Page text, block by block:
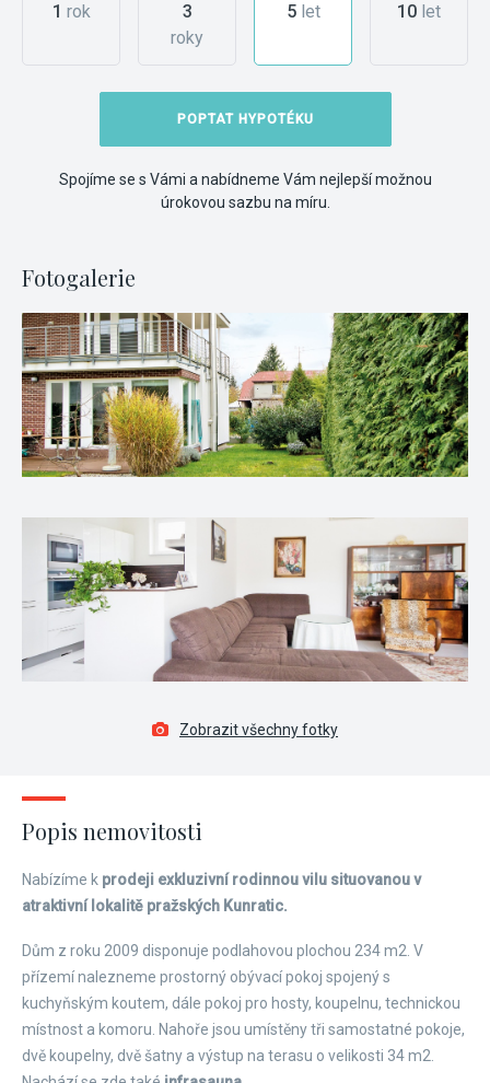
1 rok
3
roky
5let 10 let
POPTAT HYPOTÉKU
Spojíme se s Vámi a nabídneme Vám nejlepší možnou
úrokovou sazbu na míru.
Fotogalerie
Zobrazit všechny fotky
Popis nemovitosti
Nabízíme k prodeji exkluzivní rodinnou vilu situovanou v
atraktivní lokalitě pražských Kunratic.
Dům z roku 2009 disponuje podlahovou plochou 234 m2. V
přízemí nalezneme prostorný obývací pokoj spojený s
kuchyňským koutem, dále pokoj pro hosty, koupelnu, technickou
místnost a komoru. Nahoře jsou umístěny tři samostatné pokoje,
dvě koupelny, dvě šatny a výstup na terasu o velikosti 34 m2.